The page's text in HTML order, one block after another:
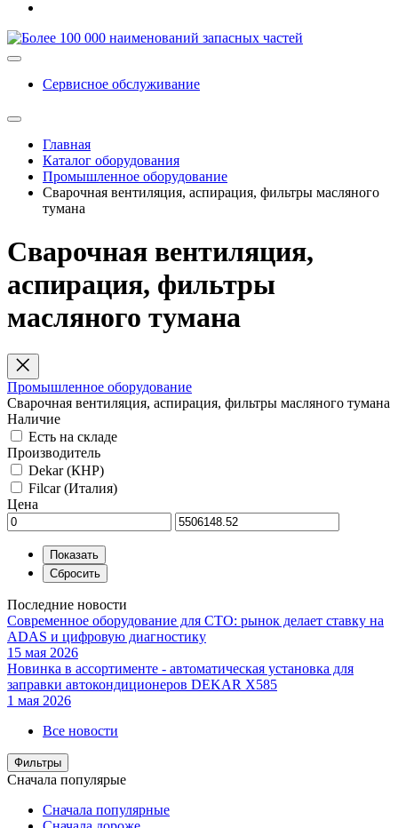
Сервисное обслуживание
Главная
Каталог оборудования
Промышленное оборудование
Сварочная вентиляция, аспирация, фильтры масляного
тумана
Сварочная вентиляция,
аспирация, фильтры
масляного тумана
Промышленное оборудование
Сварочная вентиляция, аспирация, фильтры масляного тумана
Наличие
Есть на складе
Производитель
Dekar (КНР)
Filcar (Италия)
Цена
Последние новости
Современное оборудование для СТО: рынок делает ставку на
ADAS и цифровую диагностику
15 мая 2026
Новинка в ассортименте - автоматическая установка для
заправки автокондиционеров DEKAR X585
1 мая 2026
Все новости
Фильтры
Сначала популярые
Сначала популярные